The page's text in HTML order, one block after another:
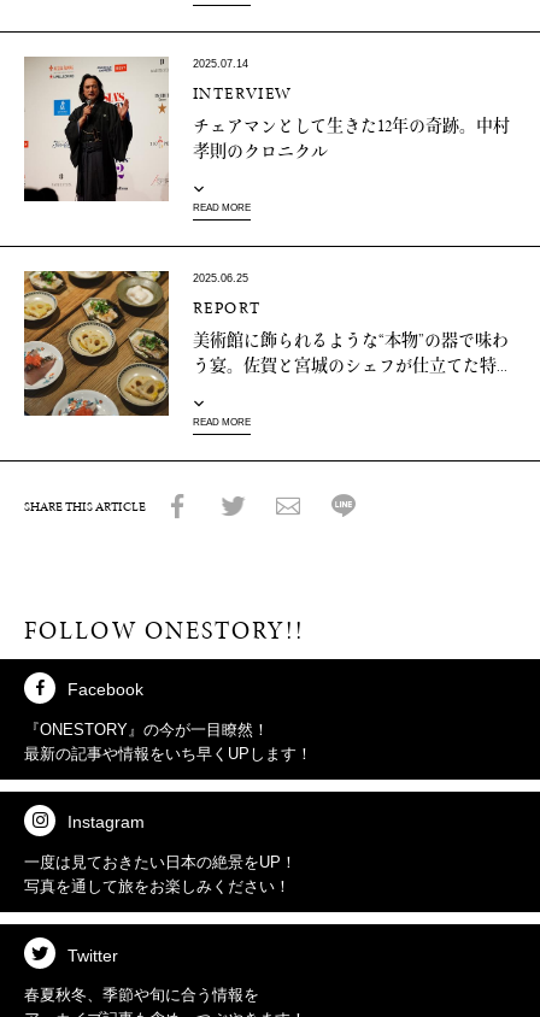
2025.07.14
INTERVIEW
チェアマンとして生きた12年の奇跡。中村
孝則のクロニクル
READ MORE
2025.06.25
REPORT
美術館に飾られるような“本物”の器で味わ
う宴。佐賀と宮城のシェフが仕立てた特...
READ MORE
SHARE THIS ARTICLE
FOLLOW ONESTORY!!
Facebook
『ONESTORY』の今が一目瞭然！
最新の記事や情報をいち早くUPします！
Instagram
一度は見ておきたい 日本の絶景をUP！
写真を通して旅をお楽しみください！
Twitter
春夏秋冬、季節や旬に合う情報を